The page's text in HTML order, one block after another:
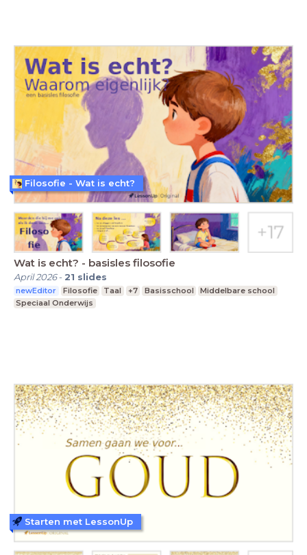
Wat is echt? - basisles filosofie
April 2026- 21 slides
newEditor Filosofie Taal +7 Basisschool
Middelbare school
Speciaal Onderwijs
Filosofie - Wat is echt?
Starten met LessonUp